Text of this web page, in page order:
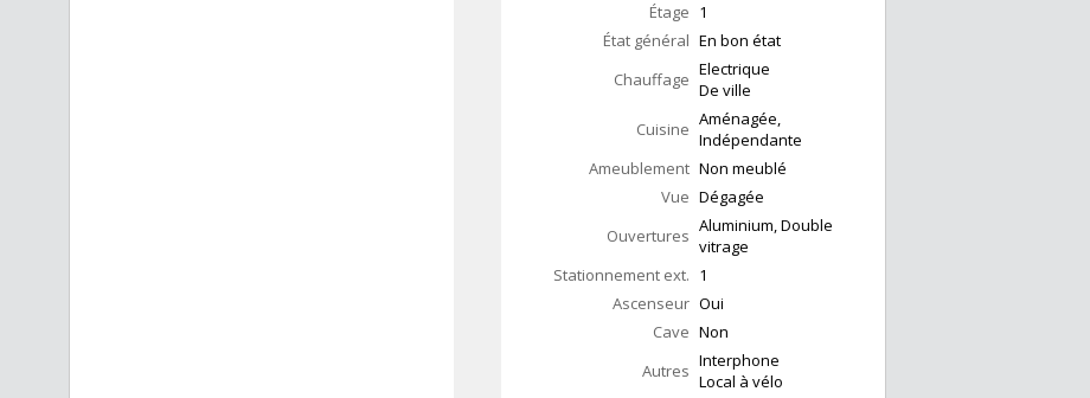
Étage 1
État général En bon état
Chauffage Electrique
De ville
Cuisine Aménagée,
Indépendante
Ameublement Non meublé
Vue Dégagée
Ouvertures Aluminium, Double
vitrage
Stationnement ext. 1
Ascenseur Oui
Cave Non
Autres Interphone
Local à vélo